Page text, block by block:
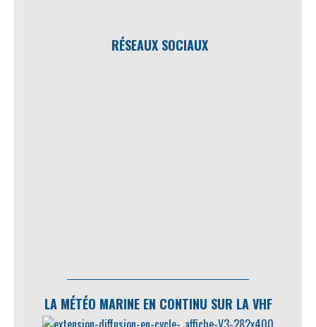
RÉSEAUX SOCIAUX
LA MÉTÉO MARINE EN CONTINU SUR LA VHF